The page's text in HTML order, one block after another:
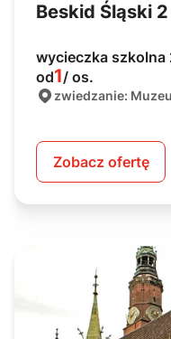
Beskid Śląski
wycieczka szkolna
od1/ os.
zwiedzanie:
Zobacz ofertę